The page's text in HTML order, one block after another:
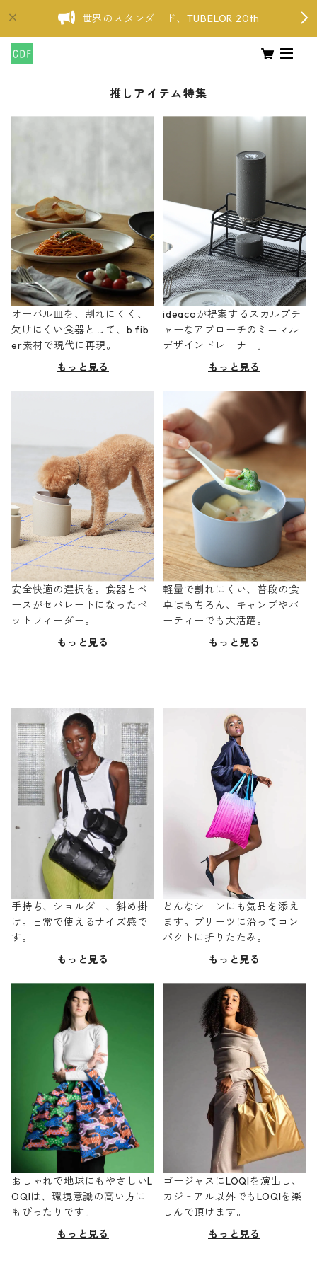
世界のスタンダード、TUBELOR 20th
推しアイテム特集
オーバル皿を、割れにくく、
欠けにくい食器として、b fib
er素材で現代に再現。
もっと見る
ideacoが提案するスカルプチ
ャーなアプローチのミニマル
デザインドレーナー。
もっと見る
安全快適の選択を。食器とベ
ースがセパレートになったペ
ットフィーダー。
もっと見る
軽量で割れにくい、普段の食
卓はもちろん、キャンプやパ
ーティーでも大活躍。
もっと見る
手持ち、ショルダー、斜め掛
け。日常で使えるサイズ感で
す。
もっと見る
どんなシーンにも気品を添え
ます。プリーツに沿ってコン
パクトに折りたたみ。
もっと見る
おしゃれで地球にもやさしいL
OQIは、環境意識の高い方に
もぴったりです。
もっと見る
ゴージャスにLOQIを演出し、
カジュアル以外でもLOQIを楽
しんで頂けます。
もっと見る